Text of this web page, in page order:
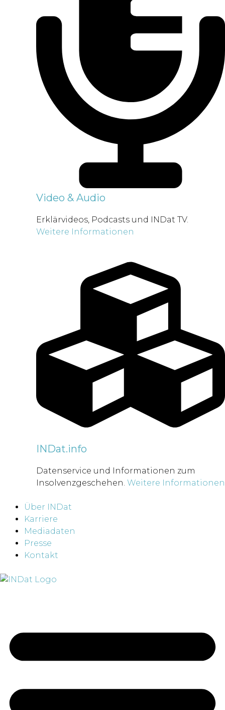
Video & Audio
Erklärvideos, Podcasts und INDat TV.
Weitere Informationen
INDat.info
Datenservice und Informationen zum
Insolvenzgeschehen. Weitere Informationen
Über INDat
Karriere
Mediadaten
Presse
Kontakt